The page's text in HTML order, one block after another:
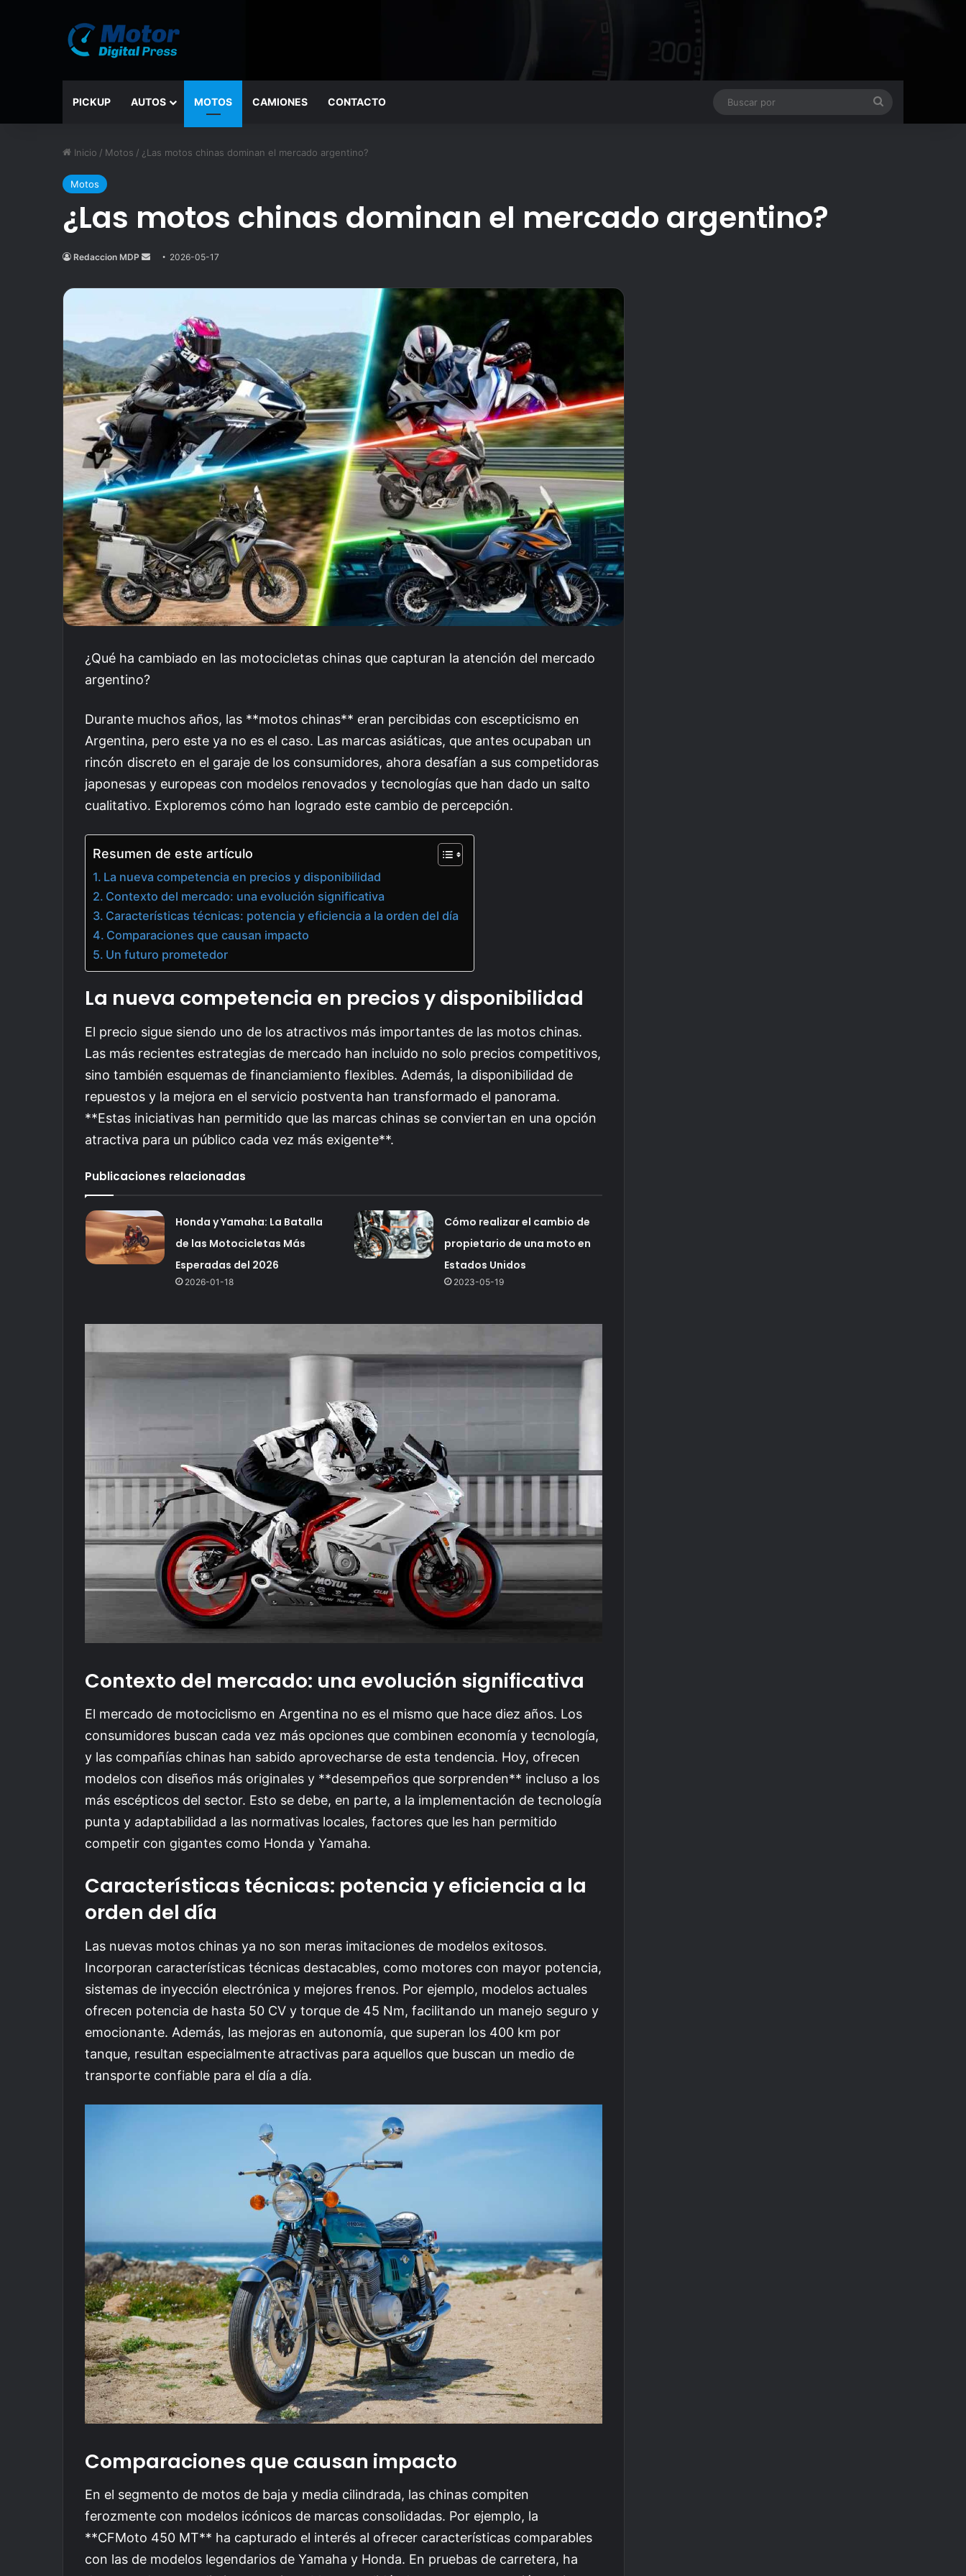
PICKUP AUTOS MOTOS CAMIONES CONTACTO
Inicio / Motos / ¿Las motos chinas dominan el mercado argentino?
Motos
¿Las motos chinas dominan el mercado argentino?
Redaccion MDP
Send
email
2026-05-17
¿Qué ha cambiado en las motocicletas chinas que capturan la atención del mercado
argentino?
Durante muchos años, las **motos chinas** eran percibidas con escepticismo en
Argentina, pero este ya no es el caso. Las marcas asiáticas, que antes ocupaban un
rincón discreto en el garaje de los consumidores, ahora desafían a sus competidoras
japonesas y europeas con modelos renovados y tecnologías que han dado un salto
cualitativo. Exploremos cómo han logrado este cambio de percepción.
Resumen de este artículo
La nueva competencia en precios y disponibilidad
Contexto del mercado: una evolución significativa
Características técnicas: potencia y eficiencia a la orden del día
Comparaciones que causan impacto
Un futuro prometedor
La nueva competencia en precios y disponibilidad
El precio sigue siendo uno de los atractivos más importantes de las motos chinas.
Las más recientes estrategias de mercado han incluido no solo precios competitivos,
sino también esquemas de financiamiento flexibles. Además, la disponibilidad de
repuestos y la mejora en el servicio postventa han transformado el panorama.
**Estas iniciativas han permitido que las marcas chinas se conviertan en una opción
atractiva para un público cada vez más exigente**.
Publicaciones relacionadas
Honda y Yamaha: La Batalla
de las Motocicletas Más
Esperadas del 2026
2026-01-18
Cómo realizar el cambio de
propietario de una moto en
Estados Unidos
2023-05-19
Contexto del mercado: una evolución significativa
El mercado de motociclismo en Argentina no es el mismo que hace diez años. Los
consumidores buscan cada vez más opciones que combinen economía y tecnología,
y las compañías chinas han sabido aprovecharse de esta tendencia. Hoy, ofrecen
modelos con diseños más originales y **desempeños que sorprenden** incluso a los
más escépticos del sector. Esto se debe, en parte, a la implementación de tecnología
punta y adaptabilidad a las normativas locales, factores que les han permitido
competir con gigantes como Honda y Yamaha.
Características técnicas: potencia y eficiencia a la
orden del día
Las nuevas motos chinas ya no son meras imitaciones de modelos exitosos.
Incorporan características técnicas destacables, como motores con mayor potencia,
sistemas de inyección electrónica y mejores frenos. Por ejemplo, modelos actuales
ofrecen potencia de hasta 50 CV y torque de 45 Nm, facilitando un manejo seguro y
emocionante. Además, las mejoras en autonomía, que superan los 400 km por
tanque, resultan especialmente atractivas para aquellos que buscan un medio de
transporte confiable para el día a día.
Comparaciones que causan impacto
En el segmento de motos de baja y media cilindrada, las chinas compiten
ferozmente con modelos icónicos de marcas consolidadas. Por ejemplo, la
**CFMoto 450 MT** ha capturado el interés al ofrecer características comparables
con las de modelos legendarios de Yamaha y Honda. En pruebas de carretera, ha